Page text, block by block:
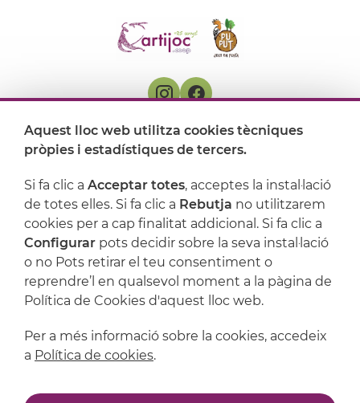
On ens trobem
Suport
Aquest lloc web utilitza cookies tècniques
pròpies i estadístiques de tercers.
Si fa clic a Acceptar totes, acceptes la instal·lació
de totes elles. Si fa clic a Rebutja no utilitzarem
cookies per a cap finalitat addicional. Si fa clic a
Configurar pots decidir sobre la seva instal·lació
o no Pots retirar el teu consentiment o
reprendre’l en qualsevol moment a la pàgina de
Política de Cookies d'aquest lloc web.
Per a més informació sobre la cookies, accedeix
a Política de cookies.